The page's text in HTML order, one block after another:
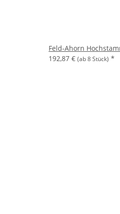
Feld-Ahorn
192,87 € (ab 8 Stück) *